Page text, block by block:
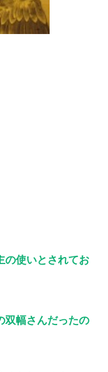
の使いとされてお
双幅さんだったの